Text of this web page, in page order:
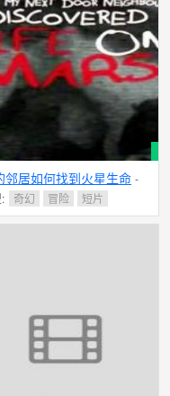
邻居如何找到火星生命 -
奇幻 冒险 短片